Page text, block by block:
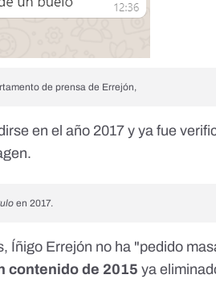
de prensa de Errejón,
en el año 2017 y yafue
en 2017.
Íñigo Errejón no ha "pedido
contenido de 2015 ya